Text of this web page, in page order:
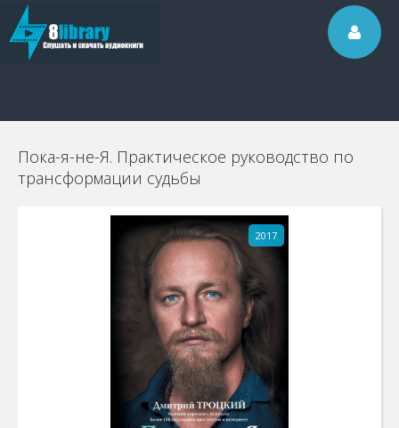
Пока-я-не-Я. Практическое руководство по
трансформации судьбы
2017